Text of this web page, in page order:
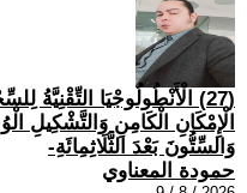
(27) الْأَنْطُولُوجْيَا
الْإِمْكَانِ الْكَامِنِ وَالتَّشْكِيلِ
وَالسِّتُّونَ بَعْدَ الثَّلَاثِمِائَةِ-
حمودة المعناوي